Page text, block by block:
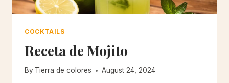
COCKTAILS
Receta de Mojito
By Tierra de colores August 24, 2024